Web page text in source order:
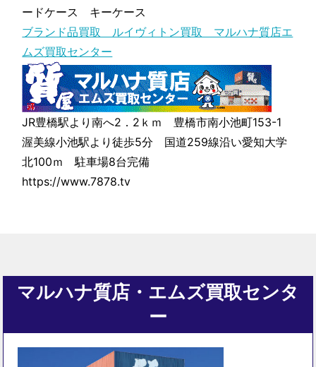
ードケース キーケース
ブランド品買取 ルイヴィトン買取 マルハナ質店エ
ムズ買取センター
JR豊橋駅より南へ2．2ｋｍ 豊橋市南小池町153-1
渥美線小池駅より徒歩5分 国道259線沿い愛知大学
北100ｍ 駐車場8台完備
https://www.7878.tv
マルハナ質店・エムズ買取センタ
ー